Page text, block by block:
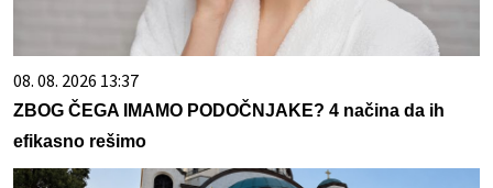
08. 08. 2026 13:37
ZBOG ČEGA IMAMO PODOČNJAKE? 4 načina da ih
efikasno rešimo